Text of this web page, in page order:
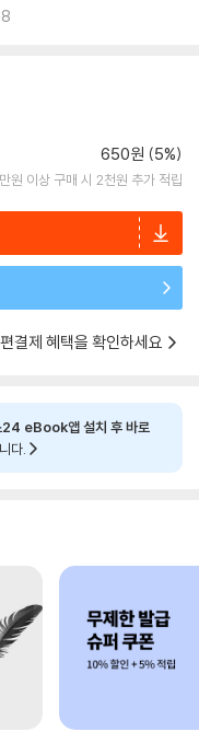
650원 (5%)
원 이상 구매 시 2천원 추가 적립
결제 혜택을 확인하세요
24 eBook앱 설치 후 바로
다.